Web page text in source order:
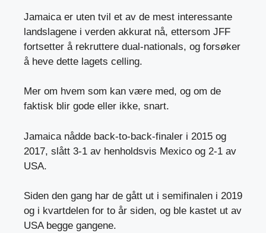
Jamaica er uten tvil et av de mest interessante
landslagene i verden akkurat nå, ettersom JFF
fortsetter å rekruttere dual-nationals, og forsøker
å heve dette lagets celling.
Mer om hvem som kan være med, og om de
faktisk blir gode eller ikke, snart.
Jamaica nådde back-to-back-finaler i 2015 og
2017, slått 3-1 av henholdsvis Mexico og 2-1 av
USA.
Siden den gang har de gått ut i semifinalen i 2019
og i kvartdelen for to år siden, og ble kastet ut av
USA begge gangene.